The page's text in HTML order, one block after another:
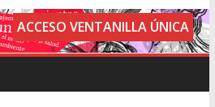
ACCESO VENTANILLA ÚNICA